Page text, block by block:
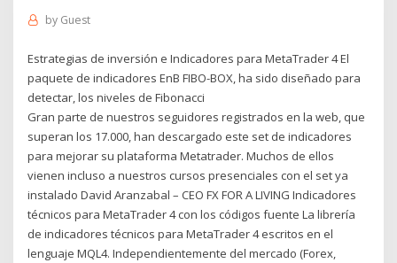
by Guest
Estrategias de inversión e Indicadores para MetaTrader 4 El
paquete de indicadores EnB FIBO-BOX, ha sido diseñado para
detectar, los niveles de Fibonacci
Gran parte de nuestros seguidores registrados en la web, que
superan los 17.000, han descargado este set de indicadores
para mejorar su plataforma Metatrader. Muchos de ellos
vienen incluso a nuestros cursos presenciales con el set ya
instalado David Aranzabal – CEO FX FOR A LIVING Indicadores
técnicos para MetaTrader 4 con los códigos fuente La librería
de indicadores técnicos para MetaTrader 4 escritos en el
lenguaje MQL4. Independientemente del mercado (Forex,